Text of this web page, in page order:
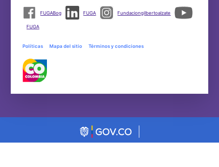
FUGABog FUGA Fundaciongilbertoalzate
FUGA
Políticas Mapa del sitio Términos y condiciones